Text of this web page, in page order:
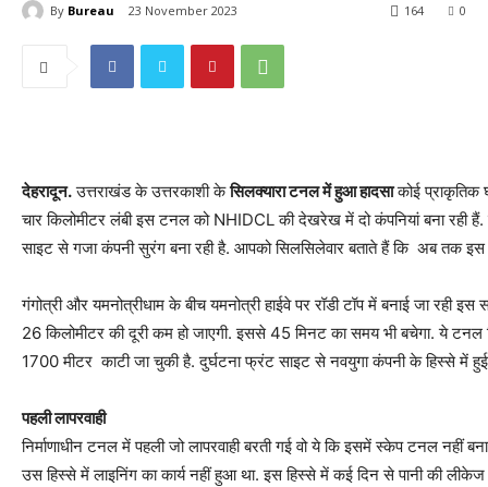
By Bureau 23 November 2023 0
164
देहरादून.उत्तराखंड के उत्तरकाशी केसिलक्यारा टनल में हुआ हादसाकोई प्राकृतिक
चार किलोमीटर लंबी इस टनल को NHIDCL की देखरेख में दो कंपनियां बना रही
साइट से गजा कंपनी सुरंग बना रही है. आपको सिलसिलेवार बताते हैं कि अब तक
गंगोत्री और यमनोत्रीधाम के बीच यमनोत्री हाईवे पर रॉडी टॉप में बनाई जा रही
26 किलोमीटर की दूरी कम हो जाएगी. इससे 45 मिनट का समय भी बचेगा. ये
1700 मीटर काटी जा चुकी है. दुर्घटना फ्रंट साइट से नवयुगा कंपनी के हिस्से में
पहली लापरवाही
निर्माणाधीन टनल में पहली जो लापरवाही बरती गई वो ये कि इसमें स्केप टनल
उस हिस्से में लाइनिंग का कार्य नहीं हुआ था. इस हिस्से में कई दिन से पानी की